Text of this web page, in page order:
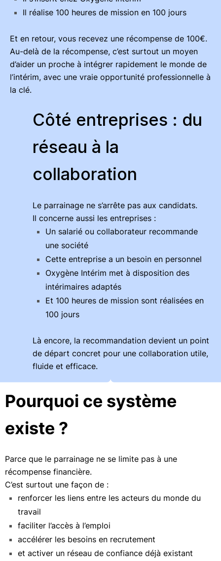
Il réalise 100 heures de mission en 100 jours
Et en retour, vous recevez une récompense de 100€.
Au-delà de la récompense, c’est surtout un moyen
d’aider un proche à intégrer rapidement le monde de
l’intérim, avec une vraie opportunité professionnelle à
la clé.
Côté entreprises : du
réseau à la
collaboration
Le parrainage ne s’arrête pas aux candidats.
Il concerne aussi les entreprises :
Un salarié ou collaborateur recommande
une société
Cette entreprise a un besoin en personnel
Oxygène Intérim met à disposition des
intérimaires adaptés
Et 100 heures de mission sont réalisées en
100 jours
Là encore, la recommandation devient un point
de départ concret pour une collaboration utile,
fluide et efficace.
Pourquoi ce système
existe ?
Parce que le parrainage ne se limite pas à une
récompense financière.
C’est surtout une façon de :
renforcer les liens entre les acteurs du monde du
travail
faciliter l’accès à l’emploi
accélérer les besoins en recrutement
et activer un réseau de confiance déjà existant